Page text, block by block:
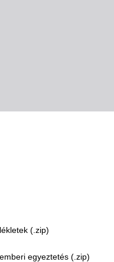
(.zip)
egyeztetés (.zip)